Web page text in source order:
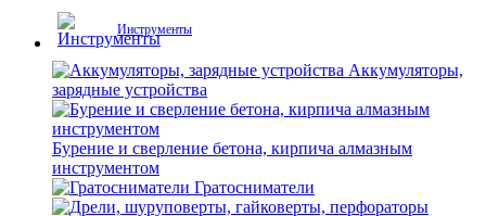
Инструменты
Аккумуляторы,
зарядные устройства
Бурение и сверление бетона, кирпича алмазным
инструментом
Гратосниматели